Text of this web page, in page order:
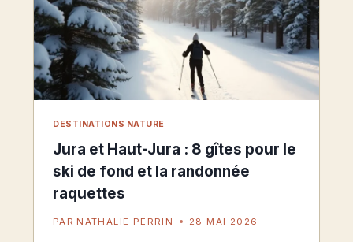
DESTINATIONS NATURE
Jura et Haut-Jura : 8 gîtes pour le
ski de fond et la randonnée
raquettes
PAR NATHALIE PERRIN 28 MAI 2026